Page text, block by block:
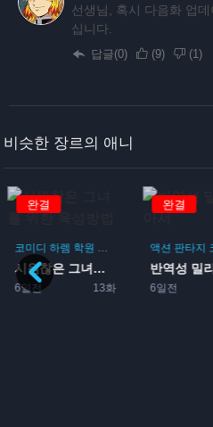
선생님, 혹시 다음화 업
십니다.
답글(0) (9) (1)
비슷한 장르의 애니
임
완결
코미디 하렘 학원 로맨스 게임
시원찮은 그녀를 위한 육성방...
6일전 13화
완결
액션 판타지
6일전